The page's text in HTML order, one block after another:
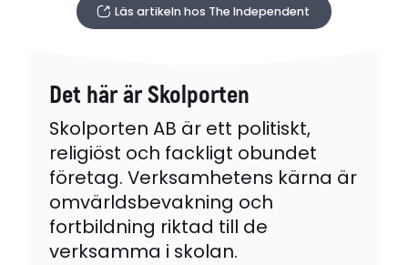
Läs artikeln hos The Independent
Det här är Skolporten
Skolporten AB är ett politiskt,
religiöst och fackligt obundet
företag. Verksamhetens kärna är
omvärldsbevakning och
fortbildning riktad till de
verksamma i skolan.